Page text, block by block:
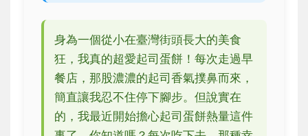
身為一個從小在臺灣街頭長大的美食
狂，我真的超愛起司蛋餅！每次走過早
餐店，那股濃濃的起司香氣撲鼻而來，
簡直讓我忍不住停下腳步。但說實在
的，我最近開始擔心起司蛋餅熱量這件